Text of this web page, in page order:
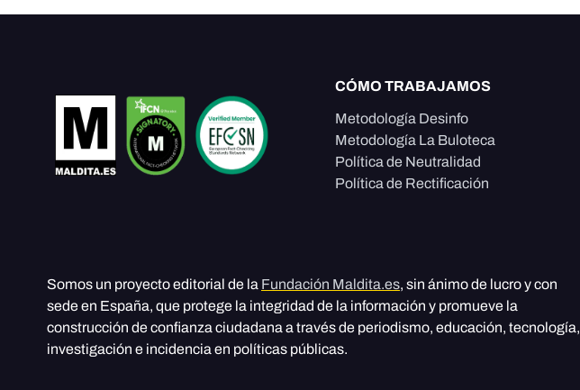
CÓMO TRABAJAMOS
Metodología Desinfo
Metodología La Buloteca
Política de Neutralidad
Política de Rectificación
Somos un proyecto editorial de la Fundación Maldita.es, sin ánimo de lucro y con
sede en España, que protege la integridad de la información y promueve la
construcción de confianza ciudadana a través de periodismo, educación, tecnología,
investigación e incidencia en políticas públicas.